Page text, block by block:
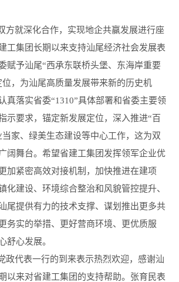
就深化合作，实现地企共赢发展进行座
工集团长期以来支持汕尾经济社会发展表
赋予汕尾“西承东联桥头堡、东海岸重要
位，为汕尾高质量发展带来新的历史机
真落实省委“1310”具体部署和省委主要领
示要求，锚定新发展定位，深入推进“百
家、绿美生态建设等中心工作，这为双
阔舞台。希望省建工集团发挥领军企业优
加紧密高效对接机制，加快推进在建项
化建设、环境综合整治和风貌管控提升、
尾提供有力的技术支撑、谋划推出更多共
务实的举措、更好营商环境、更优质服
舒心发展。
代表一行的到来表示热烈欢迎，感谢汕
以来对省建工集团的支持帮助。张育民表